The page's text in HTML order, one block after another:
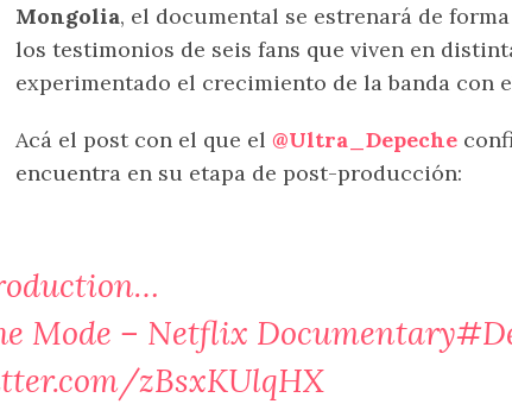
Mongolia, el documental se estrenará de
los testimonios de seis fans que viven en
experimentado el crecimiento de la banda con
Acá el post con el que el @Ultra_Depeche
encuentra en su etapa de post-producción:
Mode – Netflix Documentary
zBsxKUlqHX